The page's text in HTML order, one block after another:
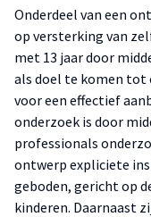
Onderdeel van een
op versterking van
met 13 jaar door
als doel te komen tot
voor een effectief
onderzoek is door
professionals
ontwerp expliciete
geboden, gericht op
kinderen. Daarnaast